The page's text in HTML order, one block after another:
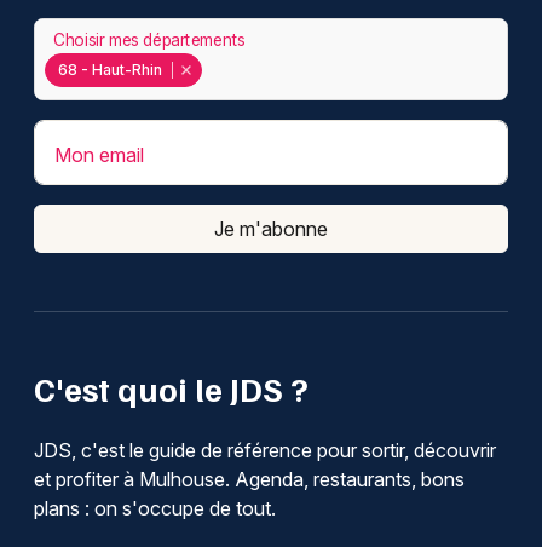
C'est quoi le JDS ?
JDS, c'est le guide de référence pour sortir, découvrir
et profiter à Mulhouse. Agenda, restaurants, bons
plans : on s'occupe de tout.
68 - Haut-Rhin
Choisir mes départements
Mon email
Je m'abonne